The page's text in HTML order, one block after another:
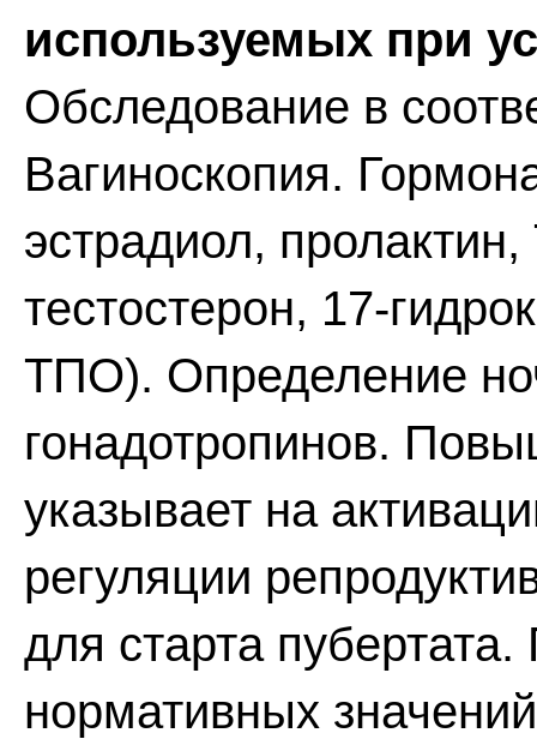
используемых при
Обследование в
Вагиноскопия.
эстрадиол,
тестостерон, 17-
ТПО). Определение
гонадотропинов.
указывает на
регуляции
для старта
нормативных